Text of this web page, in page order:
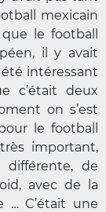
mexicain
le football
il y avait
intéressant
c’était deux
on s’est
le football
important,
différente, de
avec de la
… C’était une